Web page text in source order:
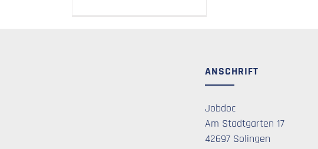
ANSCHRIFT
Jobdoc
Am Stadtgarten 17
42697 Solingen